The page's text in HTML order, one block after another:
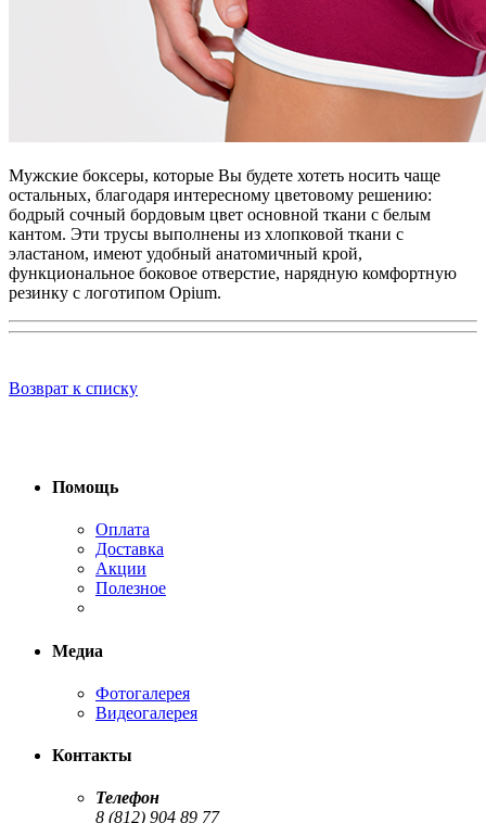
Мужские боксеры, которые Вы будете хотеть носить чаще
остальных, благодаря интересному цветовому решению:
бодрый сочный бордовым цвет основной ткани с белым
кантом. Эти трусы выполнены из хлопковой ткани с
эластаном, имеют удобный анатомичный крой,
функциональное боковое отверстие, нарядную комфортную
резинку с логотипом Opium.
Возврат к списку
Помощь
Оплата
Доставка
Акции
Полезное
Медиа
Фотогалерея
Видеогалерея
Контакты
Телефон
8 (812) 904 89 77